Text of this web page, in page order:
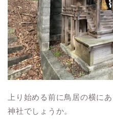
上り始める前に鳥居の横に
神社でしょうか。